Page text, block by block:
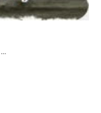
...